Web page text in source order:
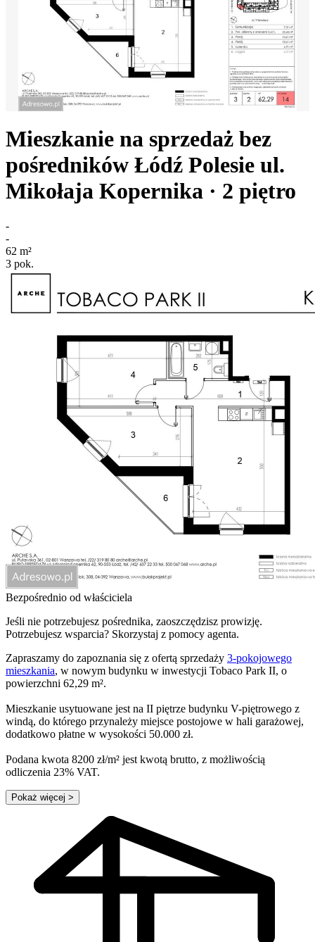
Mieszkanie na sprzedaż bez
pośredników Łódź Polesie ul.
Mikołaja Kopernika · 2 piętro
-
-
62 m²
3 pok.
Bezpośrednio od właściciela
Jeśli nie potrzebujesz pośrednika, zaoszczędzisz prowizję.
Potrzebujesz wsparcia? Skorzystaj z pomocy agenta.
Zapraszamy do zapoznania się z ofertą sprzedaży 3-pokojowego
mieszkania, w nowym budynku w inwestycji Tobaco Park II, o
powierzchni 62,29 m².
Mieszkanie usytuowane jest na II piętrze budynku V-piętrowego z
windą, do którego przynależy miejsce postojowe w hali garażowej,
dodatkowo płatne w wysokości 50.000 zł.
Podana kwota 8200 zł/m² jest kwotą brutto, z możliwością
odliczenia 23% VAT.
Pokaż więcej >